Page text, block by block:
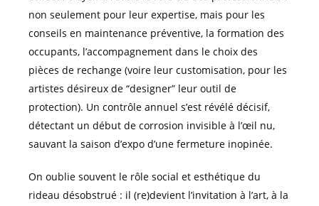
non seulement pour leur expertise, mais pour les
conseils en maintenance préventive, la formation des
occupants, l’accompagnement dans le choix des
pièces de rechange (voire leur customisation, pour les
artistes désireux de “designer” leur outil de
protection). Un contrôle annuel s’est révélé décisif,
détectant un début de corrosion invisible à l’œil nu,
sauvant la saison d’expo d’une fermeture inopinée.
On oublie souvent le rôle social et esthétique du
rideau désobstrué : il (re)devient l’invitation à l’art, à la